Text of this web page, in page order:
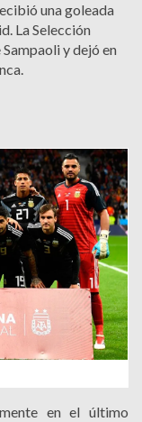
una goleada
La Selección
y dejó en
en el último